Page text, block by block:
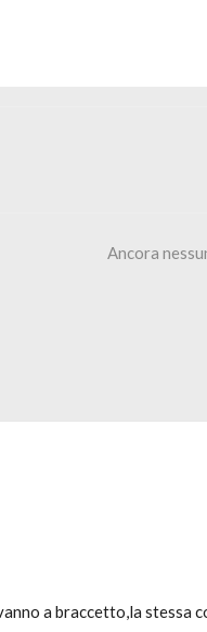
Ancora
a braccetto,la stessa